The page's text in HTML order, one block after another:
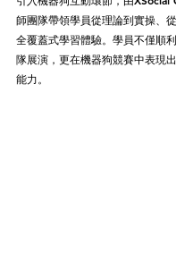
師團隊帶領學員從理論到實操、
全覆蓋式學習體驗。學員不僅順
隊展演，更在機器狗競賽中表現
能力。